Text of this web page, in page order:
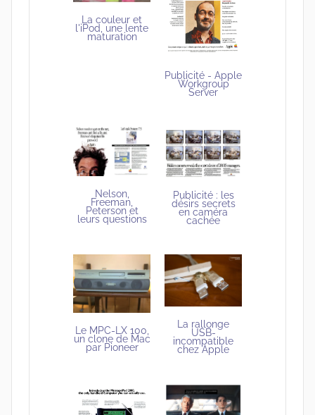
La couleur et
l'iPod, une lente
maturation
Publicité - Apple
Workgroup
Server
Nelson,
Freeman,
Peterson et
leurs questions
Publicité : les
désirs secrets
en caméra
cachée
Le MPC-LX 100,
un clone de Mac
par Pioneer
La rallonge
USB-
incompatible
chez Apple